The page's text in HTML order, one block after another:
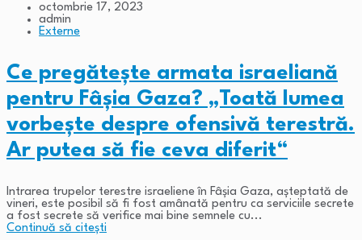
octombrie 17, 2023
admin
Externe
Ce pregătește armata israeliană
pentru Fâșia Gaza? „Toată lumea
vorbeşte despre ofensivă terestră.
Ar putea să fie ceva diferit“
Intrarea trupelor terestre israeliene în Fâșia Gaza, așteptată de
vineri, este posibil să fi fost amânată pentru ca serviciile secrete
a fost secrete să verifice mai bine semnele cu...
Continuă să citești